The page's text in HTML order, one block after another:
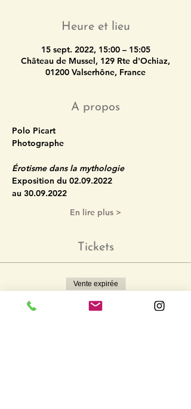
Heure et lieu
15 sept. 2022, 15:00 – 15:05
Château de Mussel, 129 Rte d'Ochiaz,
01200 Valserhône, France
A propos
Polo Picart
Photographe
Érotisme dans la mythologie
Exposition du 02.09.2022
au 30.09.2022
En lire plus >
Tickets
Vente expirée
Type de billet